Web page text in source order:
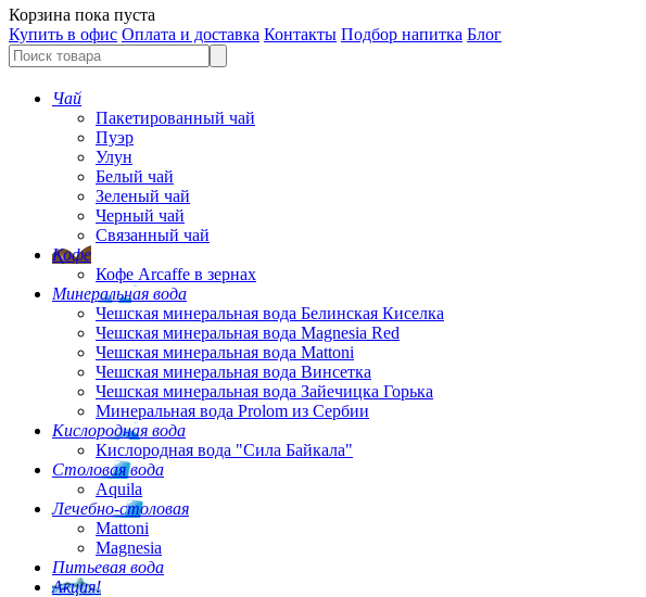
Корзина пока пуста
Купить в офис Оплата и доставка Контакты Подбор напитка Блог
Чай
Пакетированный чай
Пуэр
Улун
Белый чай
Зеленый чай
Черный чай
Связанный чай
Кофе
Кофе Arcaffe в зернах
Минеральная вода
Чешская минеральная вода Белинская Киселка
Чешская минеральная вода Magnesia Red
Чешская минеральная вода Mattoni
Чешская минеральная вода Винсетка
Чешская минеральная вода Зайечицка Горька
Минеральная вода Prolom из Сербии
Кислородная вода
Кислородная вода "Сила Байкала"
Столовая вода
Aquila
Лечебно-столовая
Mattoni
Magnesia
Питьевая вода
Акция!